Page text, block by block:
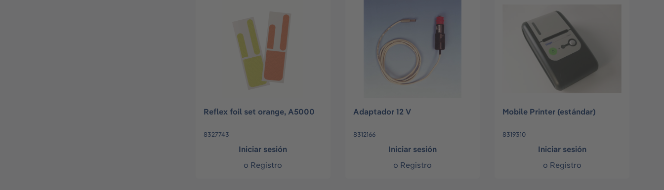
Reflex foil set orange, A5000
8327743
Iniciar sesión
o Registro
Adaptador 12 V
8312166
Iniciar sesión
o Registro
Mobile Printer (estándar)
8319310
Iniciar sesión
o Registro